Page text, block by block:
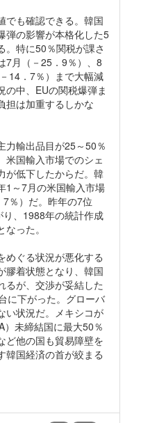
でも確認できる。韓国
弾の影響が本格化した5
。特に50％関税が課さ
7月（－25．9％）、8
14．7％）まで大幅減
の中、EUの関税爆弾ま
担は加重するしかな
力輸出品目が25～50％
米国輸入市場でのシェ
が低下したからだ。韓
1～7月の米国輸入市場
％）だ。昨年の7位
り、1988年の統計作成
った。
めぐる状況が悪化する
膠着状態となり、韓国
るが、交渉が妥結した
に下がった。グローバ
い状況だ。メキシコが
未締結国に最大50％
ど他の国も貿易障壁を
韓国経済の首が絞まる